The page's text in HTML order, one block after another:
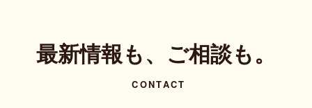
最新情報も、ご相談も。
CONTACT